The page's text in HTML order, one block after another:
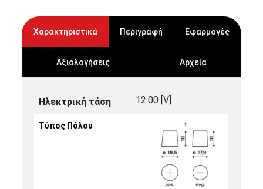
Χαρακτηριστικά Περιγραφή Εφαρμογές
Αξιολογήσεις Αρχεία
Ηλεκτρική τάση 12.00 [V]
Τύπος Πόλου